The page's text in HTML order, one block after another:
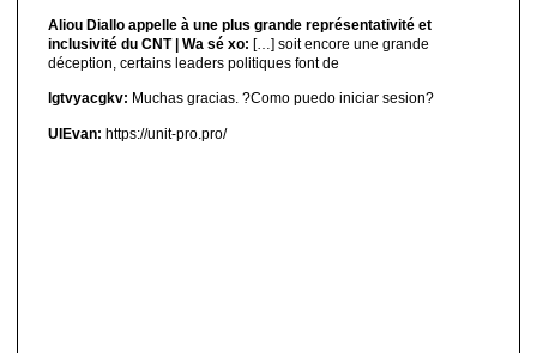
Aliou Diallo appelle à une plus grande représentativité et
inclusivité du CNT | Wa sé xo: […] soit encore une grande
déception, certains leaders politiques font de
lgtvyacgkv: Muchas gracias. ?Como puedo iniciar sesion?
UIEvan: https://unit-pro.pro/